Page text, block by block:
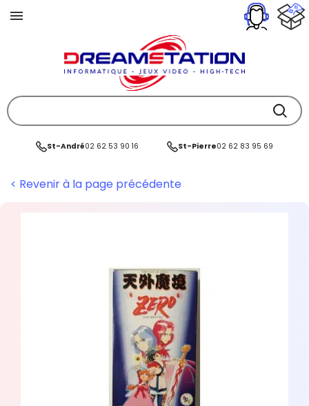
St-André02 62 53 90 16 St-Pierre02 62 83 95 69
< Revenir à la page précédente